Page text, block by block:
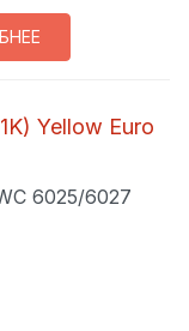
Yellow Euro
6025/6027